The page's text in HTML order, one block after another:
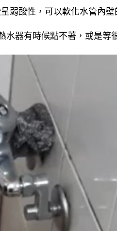
弱酸性，可以軟化水管內
器有時候點不著，或是等